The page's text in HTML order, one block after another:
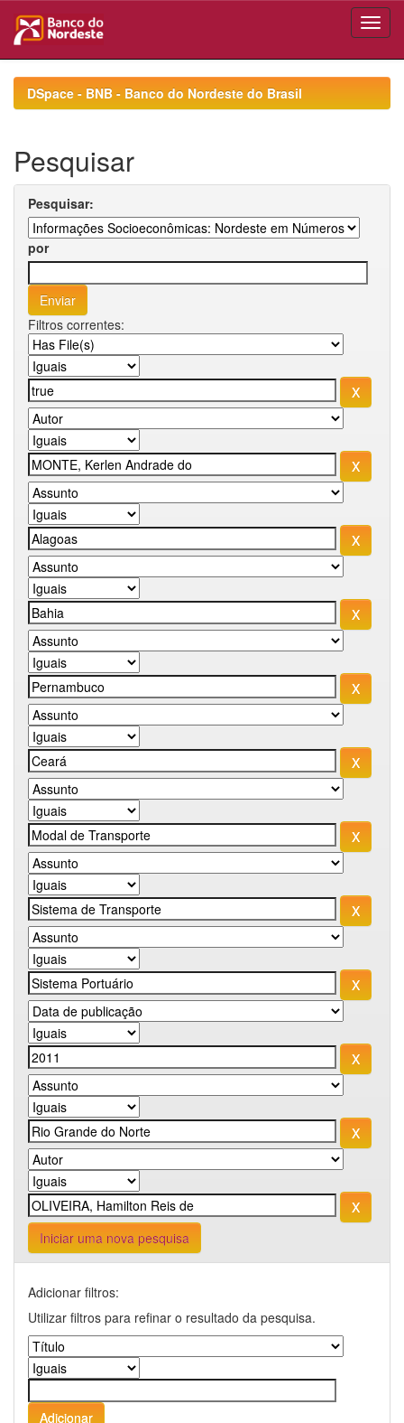
navigationDSpace - BNB - Banco do Nordeste do Brasil
Pesquisar
Pesquisar:
por
Filtros correntes:
Iniciar uma nova pesquisa
Adicionar filtros:
Utilizar filtros para refinar o resultado da pesquisa.